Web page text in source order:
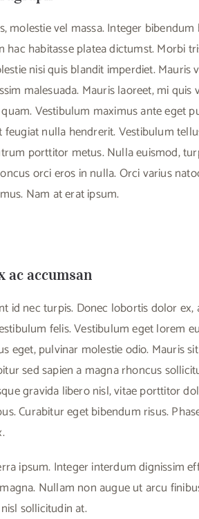
molestie vel massa. Integer
hac habitasse platea dictumst. Morbi
nisi quis blandit imperdiet. Mauris
malesuada. Mauris laoreet, mi
Vestibulum maximus ante eget
feugiat nulla hendrerit. Vestibulum
porttitor metus. Nulla euismod,
orci eros in nulla. Orci varius
Nam at erat ipsum.
accumsan
id nec turpis. Donec lobortis dolor ex,
felis. Vestibulum eget lorem
eget, pulvinar molestie odio. Mauris
sed sapien a magna rhoncus
gravida libero nisl, vitae porttitor
Curabitur eget bibendum risus.
ipsum. Integer interdum dignissim
Nullam non augue ut arcu
sollicitudin at.